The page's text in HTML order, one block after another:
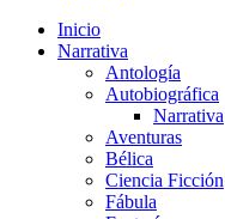
Inicio
Narrativa
Antología
Autobiográfica
Narrativa
Aventuras
Bélica
Ciencia Ficción
Fábula